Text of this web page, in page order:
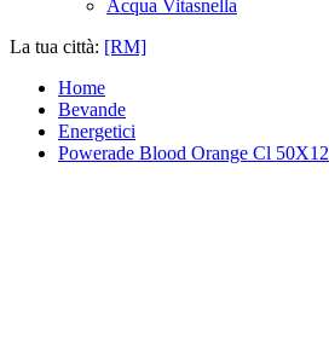
Acqua Vitasnella
La tua città: [RM]
Home
Bevande
Energetici
Powerade Blood Orange Cl 50X12